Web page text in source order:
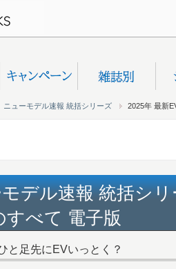
ニューモデル速報 統括シリーズ 2025年 最新
デル速報 統括シ
すべて 電子版
と足先にEVいっとく？